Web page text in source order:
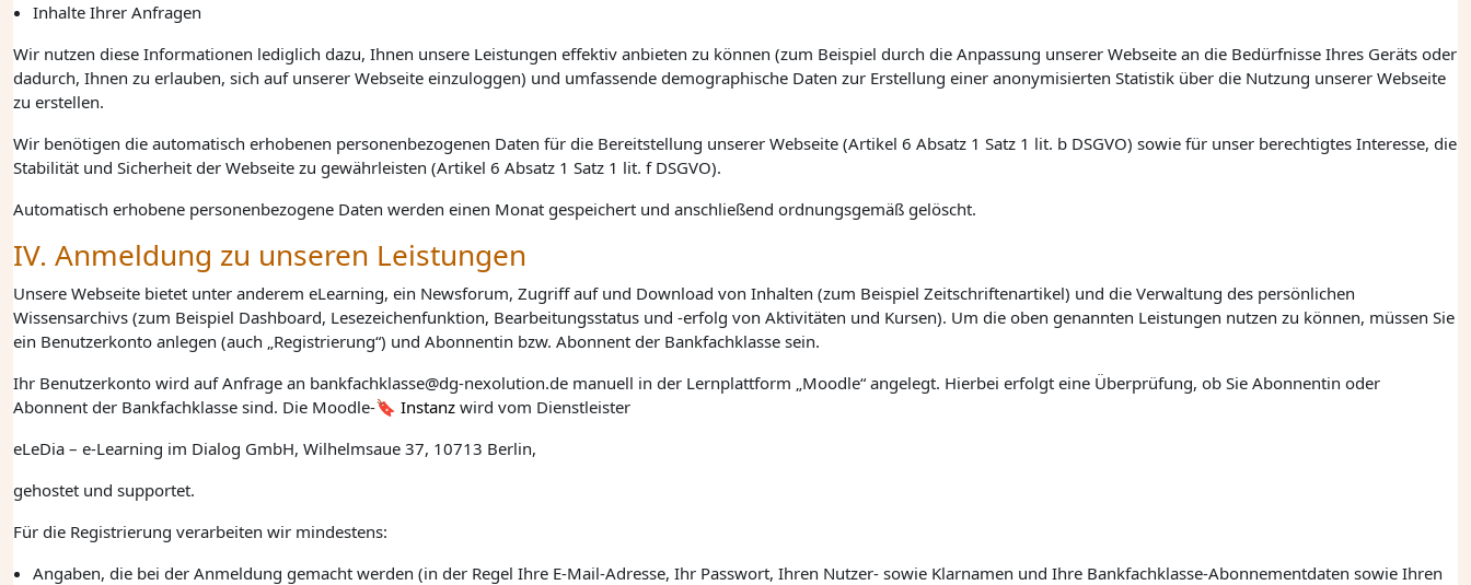
Inhalte Ihrer Anfragen
Wir nutzen diese Informationen lediglich dazu, Ihnen unsere Leistungen effektiv anbieten zu können (zum Beispiel durch die Anpassung unserer Webseite an die Bedürfnisse Ihres Geräts oder
dadurch, Ihnen zu erlauben, sich auf unserer Webseite einzuloggen) und umfassende demographische Daten zur Erstellung einer anonymisierten Statistik über die Nutzung unserer Webseite
zu erstellen.
Wir benötigen die automatisch erhobenen personenbezogenen Daten für die Bereitstellung unserer Webseite (Artikel 6 Absatz 1 Satz 1 lit. b DSGVO) sowie für unser berechtigtes Interesse, die
Stabilität und Sicherheit der Webseite zu gewährleisten (Artikel 6 Absatz 1 Satz 1 lit. fDSGVO).
Automatisch erhobene personenbezogene Daten werden einen Monat gespeichert und anschließend ordnungsgemäß gelöscht.
IV. Anmeldung zu unseren Leistungen
Unsere Webseite bietet unter anderem eLearning, ein Newsforum, Zugriff auf und Download von Inhalten (zum Beispiel Zeitschriftenartikel) und die Verwaltung des persönlichen
Wissensarchivs (zum Beispiel Dashboard, Lesezeichenfunktion, Bearbeitungsstatus und -erfolg von Aktivitäten und Kursen). Um die oben genannten Leistungen nutzen zu können, müssen Sie
ein Benutzerkonto anlegen (auch „Registrierung“) und Abonnentin bzw. Abonnent der Bankfachklasse sein.
Ihr Benutzerkonto wird auf Anfrage an bankfachklasse@dg-nexolution.de manuell in der Lernplattform „Moodle“ angelegt. Hierbei erfolgt eine Überprüfung, ob Sie Abonnentin oder
Abonnent der Bankfachklasse sind. Die Moodle-
Instanz wird vom Dienstleister
eLeDia – e-Learning im Dialog GmbH, Wilhelmsaue 37, 10713 Berlin,
gehostet und supportet.
Für die Registrierung verarbeiten wir mindestens:
Angaben, die bei der Anmeldung gemacht werden (in der Regel Ihre E-Mail-Adresse, Ihr Passwort, Ihren Nutzer- sowie Klarnamen und Ihre Bankfachklasse-Abonnementdaten sowie Ihren